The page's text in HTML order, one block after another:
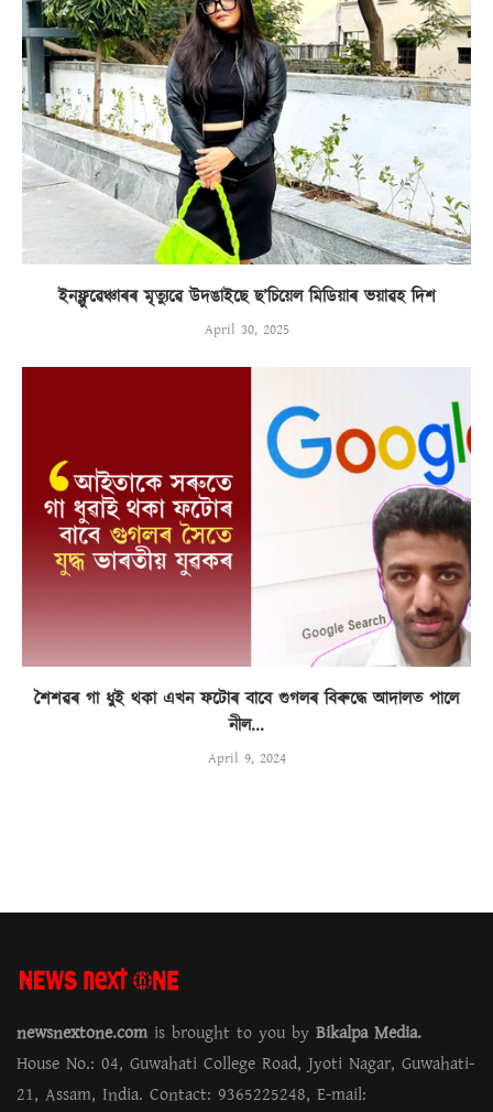
ইনফ্লুৱেঞ্চাৰৰ মৃত্যুৱে উদঙাইছে ছ’চিয়েল মিডিয়াৰ ভয়াৱহ দিশ
April 30, 2025
শৈশৱৰ গা ধুই থকা এখন ফটোৰ বাবে গুগলৰ বিৰুদ্ধে আদালত পালে
নীল...
April 9, 2024
newsnextone.com is brought to you by Bikalpa Media.
House No.: 04, Guwahati College Road, Jyoti Nagar, Guwahati-
21, Assam, India. Contact: 9365225248, E-mail: